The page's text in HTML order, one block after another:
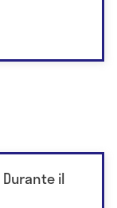
il